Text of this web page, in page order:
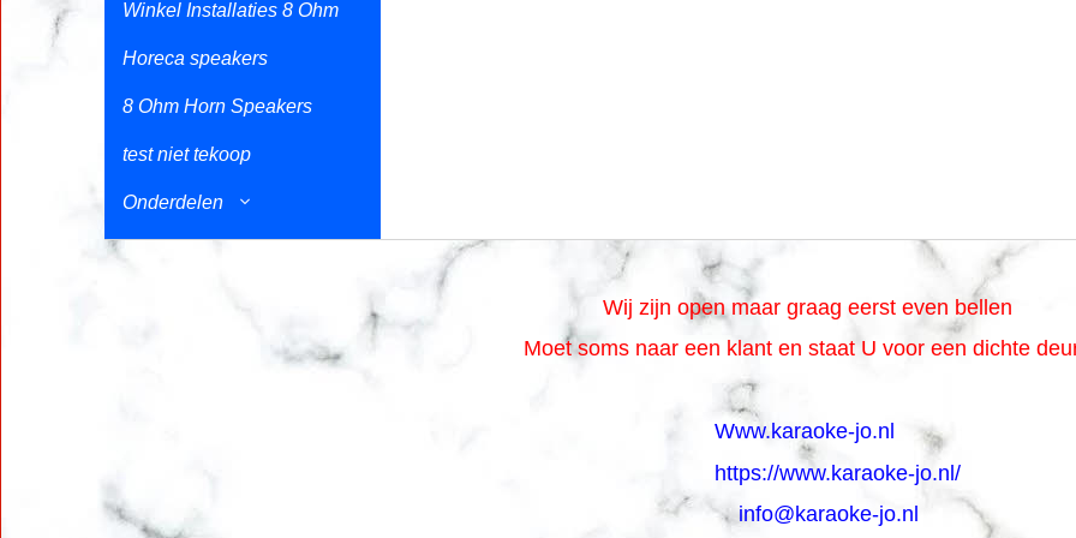
Winkel Installaties 8 Ohm
Horeca speakers
8 Ohm Horn Speakers
test niet tekoop
Onderdelen
Wij zijn open maar graag eerst even bellen
Moet soms naar een klant en staat U voor een dichte
Www.karaoke-jo.nl
https://www.karaoke-jo.nl/
info@karaoke-jo.nl